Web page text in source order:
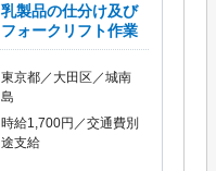
乳製品の仕分け及び
フォークリフト作業
東京都／大田区／城南
島
時給1,700円／交通費別
途支給